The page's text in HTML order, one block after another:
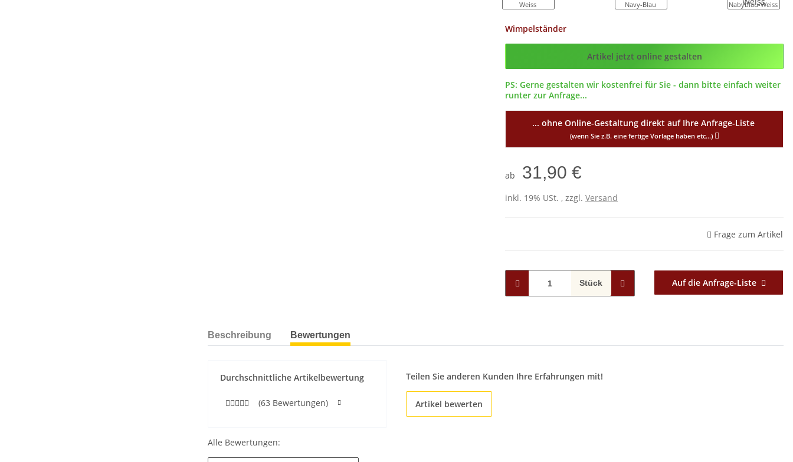
Weiss Navy-Blau Nabyblau-Weiss
Wimpelständer
Config_ID
Artikel jetzt online gestalten
PS: Gerne gestalten wir kostenfrei für Sie - dann bitte einfach weiter
runter zur Anfrage...
... ohne Online-Gestaltung direkt auf Ihre Anfrage-Liste
(wenn Sie z.B. eine fertige Vorlage haben etc...)
ab 31,90 €
inkl. 19% USt. , zzgl. Versand
Frage zum Artikel
Stück Auf die Anfrage-Liste
Beschreibung Bewertungen
Durchschnittliche Artikelbewertung
(63 Bewertungen)
Teilen Sie anderen Kunden Ihre Erfahrungen mit!
Artikel bewerten
Alle Bewertungen: